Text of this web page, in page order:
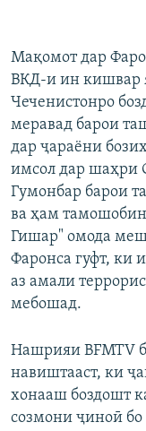
Мақомот дар
ВКД-и ин кишвар
Чеченистонро
меравад барои
дар ҷараёни
имсол дар шаҳри
Гумонбар барои
ва ҳам
Гишар" омода
Фаронса гуфт, ки
аз амали
мебошад.
Нашрияи BFMTV
навиштааст, ки
хонааш боздошт
созмони ҷиноӣ бо